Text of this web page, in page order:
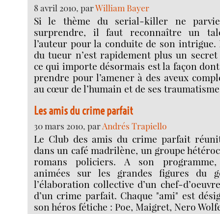
8 avril 2010, parWilliam Bayer
Si le thème du serial-killer ne
surprendre, il faut reconnaître un
l’auteur pour la conduite de son intrigue.
du tueur n’est rapidement plus un
ce qui importe désormais est la façon dont
prendre pour l’amener à des aveux
au cœur de l’humain et de ses
Les amis du crime parfait
30 mars 2010, parAndrés Trapiello
Le Club des amis du crime parfait
dans un café madrilène, un groupe
romans policiers. A son programme,
animées sur les grandes figures du
l’élaboration collective d’un chef-
d’un crime parfait. Chaque "ami" est
son héros fétiche : Poe, Maigret, Nero